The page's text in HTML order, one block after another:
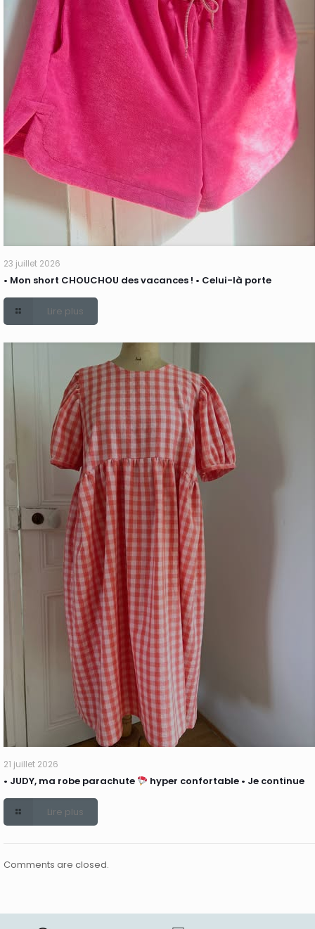
23 juillet 2026
• Mon short CHOUCHOU des vacances ! • Celui-là porte
Lire plus
21 juillet 2026
• JUDY, ma robe parachute hyper confortable • Je continue
Lire plus
Comments are closed.